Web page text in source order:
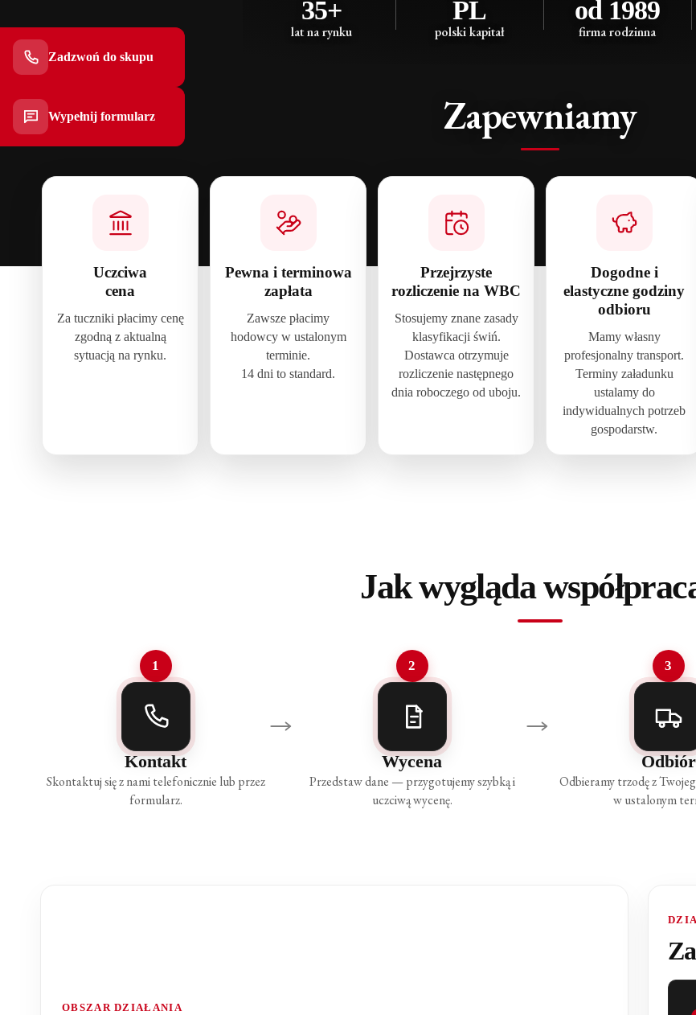
35+
lat na rynku
PL
polski kapitał
od 1989
firma rodzinna
Zadzwoń do skupu
Wypełnij formularz Zapewniamy
Uczciwa
cena
Za tuczniki płacimy cenę
zgodną z aktualną
sytuacją na rynku.
Pewna i terminowa
zapłata
Zawsze płacimy
hodowcy w ustalonym
terminie.
14 dni to standard.
Przejrzyste
rozliczenie na WBC
Stosujemy znane zasady
klasyfikacji świń.
Dostawca otrzymuje
rozliczenie następnego
dnia roboczego od uboju.​
Dogodne i
elastyczne godziny
odbioru
Mamy własny
profesjonalny transport.
Terminy załadunku
ustalamy do
indywidualnych potrzeb
gospodarstw.
Jak wygląda
1
Kontakt
Skontaktuj się z nami telefonicznie lub przez
formularz.
2
Wycena
Przedstaw dane — przygotujemy szybką i
uczciwą wycenę.
3
Odbiór
Odbieramy trzodę z
w ustalonym
OBSZAR DZIAŁANIA